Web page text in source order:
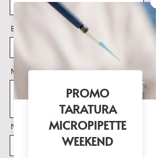
Tensione di alimentazione:
110/240Vac, 50/60Hz, 1A.
Potenza massima assorbita:
Display a LED per indicazione
tempo e corrente.
Tubo di uscita trinoculare
Email
Messaggio
Nome Prodotto di interesse